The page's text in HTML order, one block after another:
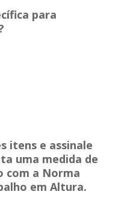
para
itens e assinale
uma medida de
com a Norma
em Altura.